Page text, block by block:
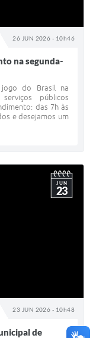
26 JUN 2026 - 10h46
na segunda-
do Brasil na
públicos
das 7h às
e desejamos um
23 JUN 2026 - 10h48
JUN
23
de